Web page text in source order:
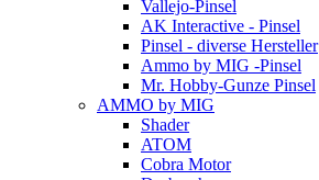
Vallejo-Pinsel
AK Interactive - Pinsel
Pinsel - diverse Hersteller
Ammo by MIG -Pinsel
Mr. Hobby-Gunze Pinsel
AMMO by MIG
Shader
ATOM
Cobra Motor